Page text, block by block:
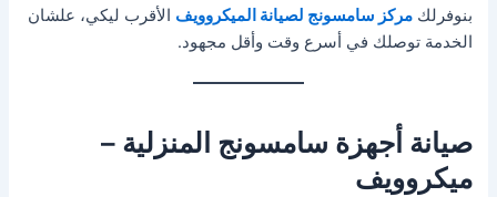
بنوفرلكمركز سامسونج لصيانة الميكروويف الأقرب ليكي، علشان
الخدمة توصلك في أسرع وقت وأقل مجهود.
صيانة أجهزة سامسونج المنزلية –
ميكروويف